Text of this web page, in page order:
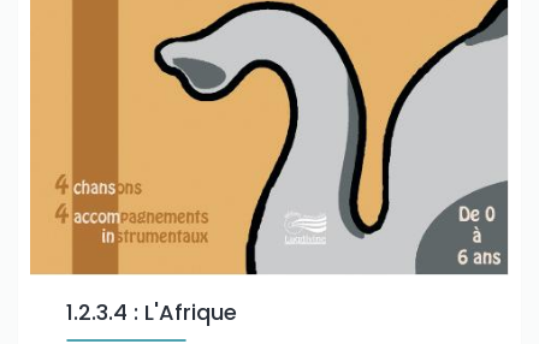
1.2.3.4 : L'Afrique
Only play at Joo casinoif you really want to win a huge
amount on your credits!